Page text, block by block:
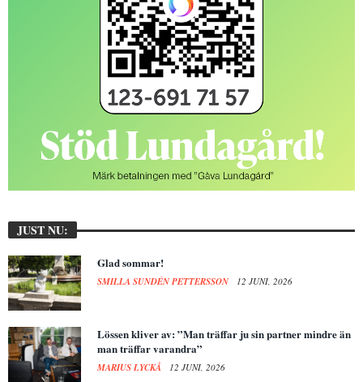
JUST NU:
Glad sommar!
SMILLA SUNDÉN PETTERSSON 12 JUNI, 2026
Lössen kliver av: ”Man träffar ju sin partner mindre än
man träffar varandra”
MARIUS LYCKÅ 12 JUNI, 2026